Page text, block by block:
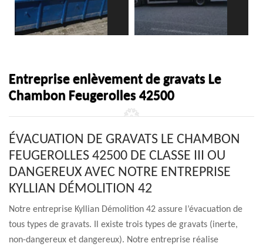
Entreprise enlèvement de gravats Le
Chambon Feugerolles 42500
ÉVACUATION DE GRAVATS LE CHAMBON
FEUGEROLLES 42500 DE CLASSE III OU
DANGEREUX AVEC NOTRE ENTREPRISE
KYLLIAN DÉMOLITION 42
Notre entreprise Kyllian Démolition 42 assure l’évacuation de
tous types de gravats. Il existe trois types de gravats (inerte,
non-dangereux et dangereux). Notre entreprise réalise